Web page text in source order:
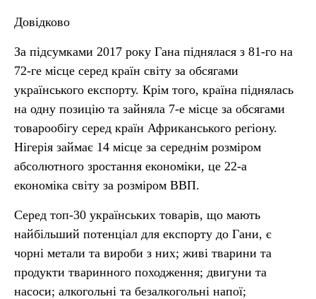
Довідково
За підсумками 2017 року Гана піднялася з 81-го на
72-ге місце серед країн світу за обсягами
українського експорту. Крім того, країна піднялась
на одну позицію та зайняла 7-е місце за обсягами
товарообігу серед країн Африканського регіону.
Нігерія займає 14 місце за середнім розміром
абсолютного зростання економіки, це 22-а
економіка світу за розміром ВВП.
Серед топ-30 українських товарів, що мають
найбільший потенціал для експорту до Гани, є
чорні метали та вироби з них; живі тварини та
продукти тваринного походження; двигуни та
насоси; алкогольні та безалкогольні напої;